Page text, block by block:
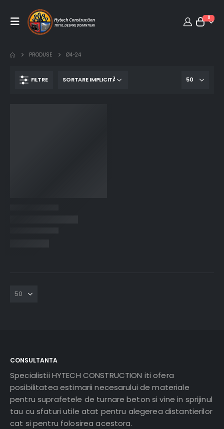
0
PRODUSE Ø4-24
FILTRE
CONSULTANTA
Specialistii HYTECH CONSTRUCTION iti ofera
posibilitatea estimarii necesarului de materiale
pentru suprafetele de turnare beton si vine in sprijinul
tau cu sfaturi utile atat pentru alegerea distantierilor
cat si pentru folosirea acestora.